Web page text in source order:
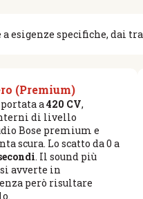
a esigenze specifiche,
(Premium)
a420 CV,
di livello
Bose premium e
scura. Lo scatto da 0 a
. Il sound più
avverte in
però risultare